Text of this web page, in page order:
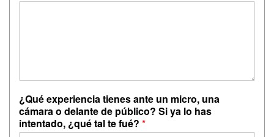
¿Qué experiencia tienes ante un micro, una
cámara o delante de público? Si ya lo has
intentado, ¿qué tal te fué? *